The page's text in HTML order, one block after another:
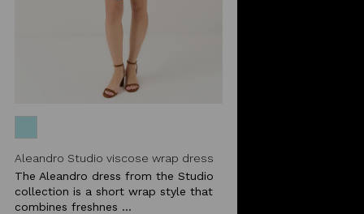
Aleandro Studio viscose wrap dress
The Aleandro dress from the Studio
collection is a short wrap style that
combines freshnes ...